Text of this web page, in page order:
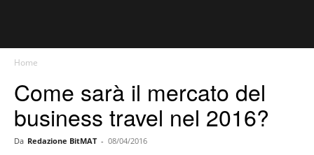
Home
Come sarà il mercato del
business travel nel 2016?
Da Redazione BitMAT - 08/04/2016